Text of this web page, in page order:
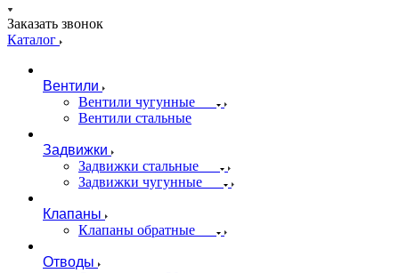
Заказать звонок
Каталог
Вентили
Вентили чугунные
Вентили стальные
Задвижки
Задвижки стальные
Задвижки чугунные
Клапаны
Клапаны обратные
Отводы